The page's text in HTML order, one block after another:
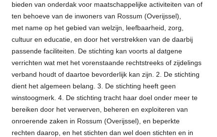
bieden van onderdak voor maatschappelijke activiteiten van of
ten behoeve van de inwoners van Rossum (Overijssel),
met name op het gebied van welzijn, leefbaarheid, zorg,
cultuur en educatie, en door het verstrekken van de daarbij
passende faciliteiten. De stichting kan voorts al datgene
verrichten wat met het vorenstaande rechtstreeks of zijdelings
verband houdt of daartoe bevorderlijk kan zijn. 2. De stichting
dient het algemeen belang. 3. De stichting heeft geen
winstoogmerk. 4. De stichting tracht haar doel onder meer te
bereiken door het verwerven, beheren en exploiteren van
onroerende zaken in Rossum (Overijssel), en beperkte
rechten daarop, en het stichten dan wel doen stichten en in